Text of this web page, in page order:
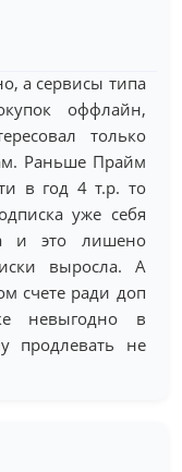
а сервисы типа
оффлайн,
только
Раньше Прайм
в год 4 т.р. то
уже себя
и это лишено
выросла. А
счете ради доп
невыгодно в
продлевать не